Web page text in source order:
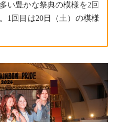
い豊かな祭典の模様を2回
1回目は20日（土）の模様